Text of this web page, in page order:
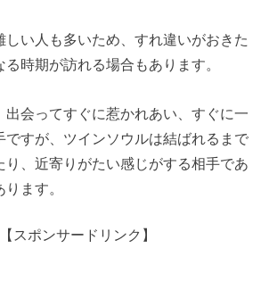
しい人も多いため、すれ違いがおきた
る時期が訪れる場合もあります。
出会ってすぐに惹かれあい、すぐに一
ですが、ツインソウルは結ばれるまで
り、近寄りがたい感じがする相手であ
ます。
【スポンサードリンク】